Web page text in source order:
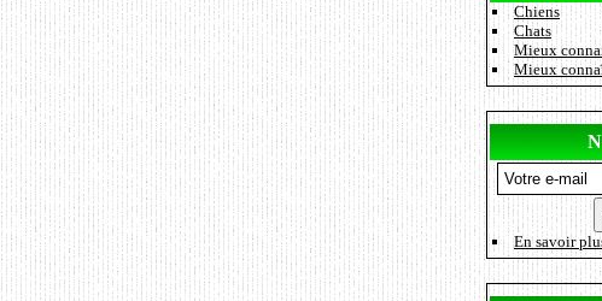
Chiens
Chats
Mieux
Mieux
En savoir